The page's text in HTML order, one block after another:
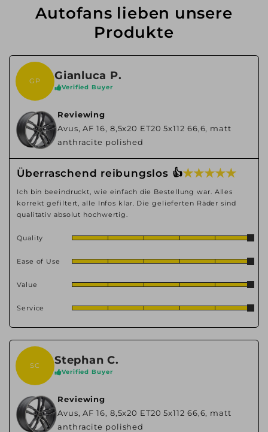
Autofans lieben unsere
Produkte
GP Gianluca P.
Verified Buyer
Reviewing
Avus, AF 16, 8,5x20 ET20 5x112 66,6, matt
anthracite polished
Überraschend reibungslos 👍★ ★ ★ ★ ★
Ich bin beeindruckt, wie einfach die Bestellung war. Alles
korrekt gefiltert, alle Infos klar. Die gelieferten Räder sind
qualitativ absolut hochwertig.
Quality
Ease of Use
Value
Service
SC Stephan C.
Verified Buyer
Reviewing
Avus, AF 16, 8,5x20 ET20 5x112 66,6, matt
anthracite polished